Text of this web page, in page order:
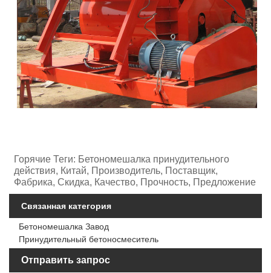
Горячие Теги: Бетономешалка принудительного
действия, Китай, Производитель, Поставщик,
Фабрика, Скидка, Качество, Прочность, Предложение
Связанная категория
Бетономешалка Завод
Принудительный бетоносмеситель
Отправить запрос